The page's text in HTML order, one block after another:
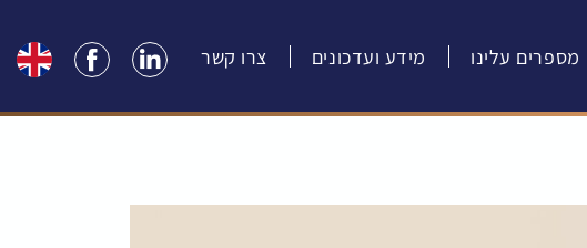
מספרים עלינו מידע ועדכונים צרו קשר